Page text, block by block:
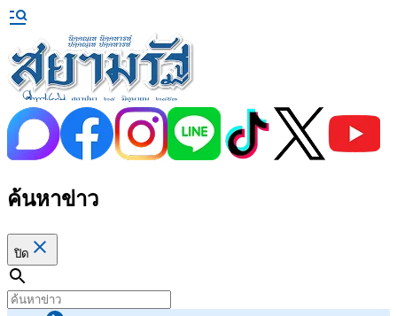
ค้นหาข่าว
ปิด